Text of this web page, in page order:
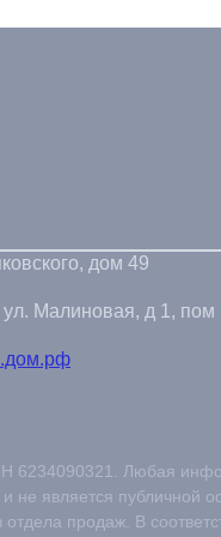
дом 49
Малиновая, д 1, пом
Любая
не является
отдела продаж. В